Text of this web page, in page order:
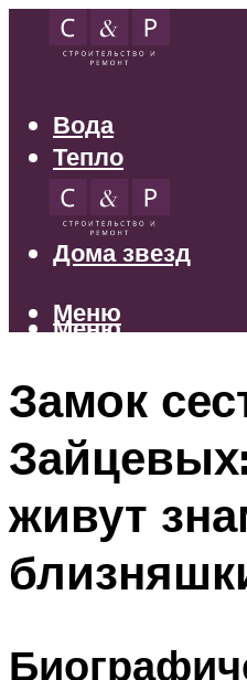
Вода
Тепло
Электрика
Свет
Дома звезд
Меню
Меню
Замок
живут